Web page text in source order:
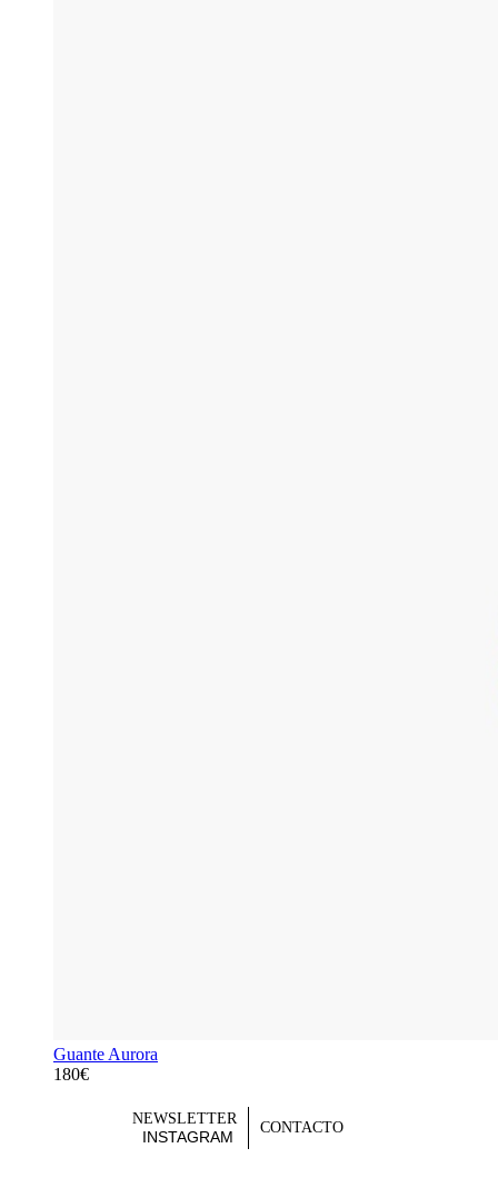
Guante Aurora
180€
NEWSLETTER
INSTAGRAM
CONTACTO